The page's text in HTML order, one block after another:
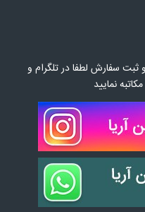
سفارش لطفا در تلگرام و
نمایید